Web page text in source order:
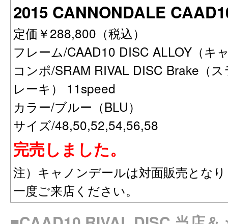
2015 CANNONDALE
定価￥288,800（税込）
フレーム/CAAD10 DISC ALLOY（キ
コンポ/SRAM RIVAL DISC Brake（
レーキ） 11speed
カラー/ブルー（BLU）
サイズ/48,50,52,54,56,58
完売しました。
注）キャノンデールは対面販売とな
一度ご来店ください。